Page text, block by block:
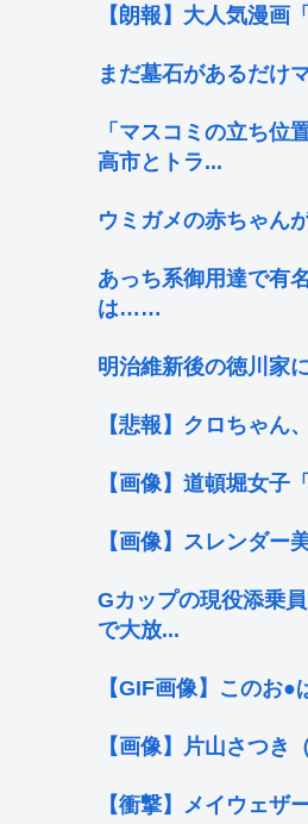
【朗報】大人気漫
まだ墓石があるだけ
「マスコミの立ち位
高市とトラ...
ウミガメの赤ちゃん
あっち系御用達で有
は……
明治維新後の徳川家
【悲報】クロちゃん
【画像】道頓堀女子
【画像】スレンダー
Gカップの現役添乗
で大放...
【GIF画像】このお
【画像】片山さつき
【衝撃】メイウェザ